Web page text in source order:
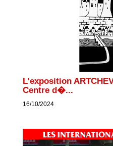
L’exposition
Centre d�...
16/10/2024